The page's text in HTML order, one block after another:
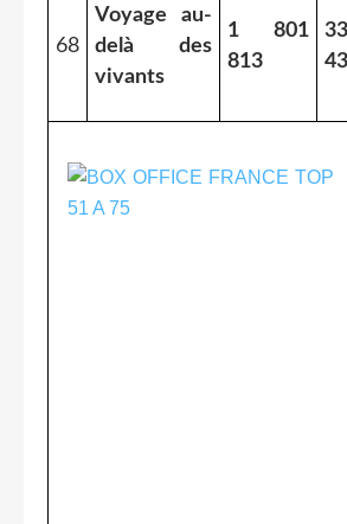
68
Voyage au-
delà des
vivants
1 801
813